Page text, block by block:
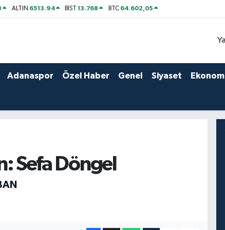
ALTIN 6513.94 BİST13.768 BTC 64.602,05
Adanaspor Özel Haber Genel Siyaset
Sefa Döngel